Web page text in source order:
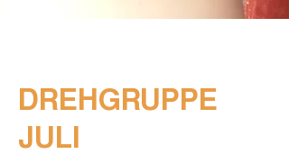
DREHGRUPPE
JULI